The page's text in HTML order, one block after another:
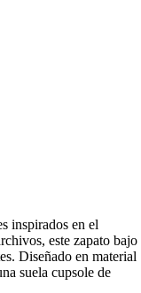
inspirados en el
este zapato bajo
Diseñado en material
suela cupsole de